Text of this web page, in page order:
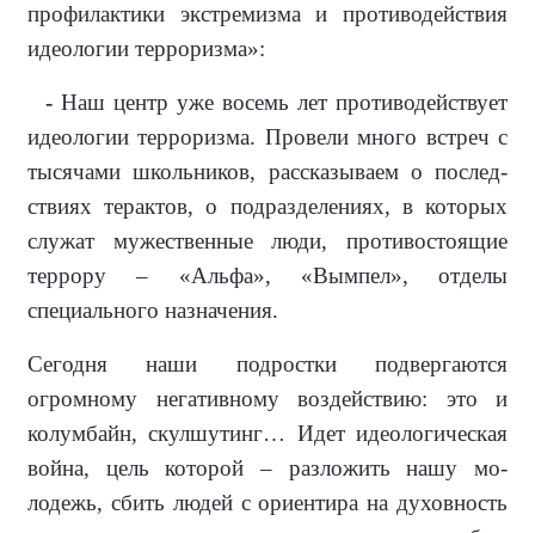
профилактики экстремизма и противодействия
идеологии тер­роризма»:
- Наш центр уже восемь лет про­тиводействует
идеологии террориз­ма. Провели много встреч с
тысячами школьников, рассказываем о послед­
ствиях терактов, о подразделениях, в которых
служат мужественные люди, противостоящие
террору – «Альфа», «Вымпел», отделы
специального назначения.
Сегодня наши подростки подвер­гаются
огромному негативному воз­действию: это и
колумбайн, скулшу­тинг… Идет идеологическая
война, цель которой – разложить нашу мо­
лодежь, сбить людей с ориентира на духовность